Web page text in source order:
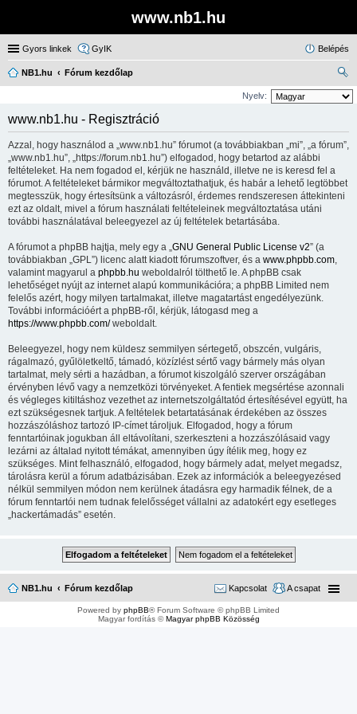
www.nb1.hu
Gyors linkek GyIK Belépés
NB1.hu
Fórum kezdőlap
ere
s
Nyelv:
www.nb1.hu - Regisztráció
Azzal, hogy használod a „www.nb1.hu” fórumot (a továbbiakban „mi”, „a fórum”,
„www.nb1.hu”, „https://forum.nb1.hu”) elfogadod, hogy betartod az alábbi
feltételeket. Ha nem fogadod el, kérjük ne használd, illetve ne is keresd fel a
fórumot. A feltételeket bármikor megváltoztathatjuk, és habár a lehető legtöbbet
megtesszük, hogy értesítsünk a változásról, érdemes rendszeresen áttekinteni
ezt az oldalt, mivel a fórum használati feltételeinek megváltoztatása utáni
további használatával beleegyezel az új feltételek betartásába.
A fórumot a phpBB hajtja, mely egy a „GNU General Public License v2” (a
továbbiakban „GPL”) licenc alatt kiadott fórumszoftver, és a www.phpbb.com,
valamint magyarul a phpbb.hu weboldalról tölthető le. A phpBB csak
lehetőséget nyújt az internet alapú kommunikációra; a phpBB Limited nem
felelős azért, hogy milyen tartalmakat, illetve magatartást engedélyezünk.
További információért a phpBB-ről, kérjük, látogasd meg a
https://www.phpbb.com/weboldalt.
Beleegyezel, hogy nem küldesz semmilyen sértegető, obszcén, vulgáris,
rágalmazó, gyűlöletkeltő, támadó, közízlést sértő vagy bármely más olyan
tartalmat, mely sérti a hazádban, a fórumot kiszolgáló szerver országában
érvényben lévő vagy a nemzetközi törvényeket. A fentiek megsértése azonnali
és végleges kitiltáshoz vezethet az internetszolgáltatód értesítésével együtt, ha
ezt szükségesnek tartjuk. A feltételek betartatásának érdekében az összes
hozzászóláshoz tartozó IP-címet tároljuk. Elfogadod, hogy a fórum
fenntartóinak jogukban áll eltávolítani, szerkeszteni a hozzászólásaid vagy
lezárni az általad nyitott témákat, amennyiben úgy ítélik meg, hogy ez
szükséges. Mint felhasználó, elfogadod, hogy bármely adat, melyet megadsz,
tárolásra kerül a fórum adatbázisában. Ezek az információk a beleegyezésed
nélkül semmilyen módon nem kerülnek átadásra egy harmadik félnek, de a
fórum fenntartói nem tudnak felelősséget vállalni az adatokért egy esetleges
„hackertámadás” esetén.
NB1.hu Fórum kezdőlap A csapat
Kapcsolat
Powered by phpBB® Forum Software © phpBB Limited
Magyar fordítás ©Magyar phpBB Közösség